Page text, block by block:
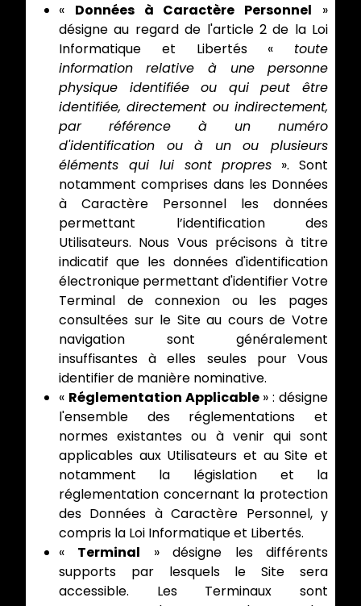
« Données à Caractère Personnel »
désigne au regard de l'article 2 de la Loi
Informatique et Libertés « toute
information relative à une personne
physique identifiée ou qui peut être
identifiée, directement ou indirectement,
par référence à un numéro
d'identification ou à un ou plusieurs
éléments qui lui sont propres ». Sont
notamment comprises dans les Données
à Caractère Personnel les données
permettant l’identification des
Utilisateurs. Nous Vous précisons à titre
indicatif que les données d'identification
électronique permettant d'identifier Votre
Terminal de connexion ou les pages
consultées sur le Site au cours de Votre
navigation sont généralement
insuffisantes à elles seules pour Vous
identifier de manière nominative.
« Réglementation Applicable» : désigne
l'ensemble des réglementations et
normes existantes ou à venir qui sont
applicables aux Utilisateurs et au Site et
notamment la législation et la
réglementation concernant la protection
des Données à Caractère Personnel, y
compris la Loi Informatique et Libertés.
« Terminal » désigne les différents
supports par lesquels le Site sera
accessible. Les Terminaux sont